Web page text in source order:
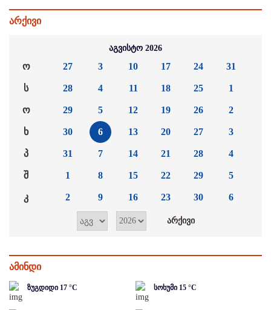
არქივი
აგვისტო 2026
ო
ს
ო
ხ
პ
შ
კ
27
28
29
30
31
1
2
3
4
5
6
7
8
9
10
11
12
13
14
15
16
17
18
19
20
21
22
23
24
25
26
27
28
29
30
31
1
2
3
4
5
6
ამინდი
ზუგდიდი 17 °C სოხუმი 15 °C